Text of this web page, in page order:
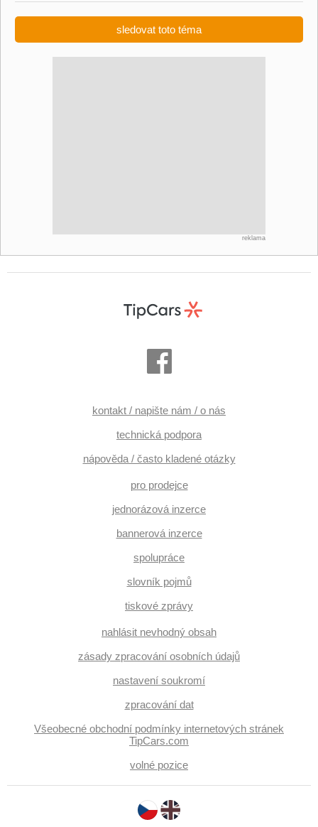
sledovat toto téma
reklama
kontakt / napište nám / o nás
technická podpora
nápověda / často kladené otázky
pro prodejce
jednorázová inzerce
bannerová inzerce
spolupráce
slovník pojmů
tiskové zprávy
nahlásit nevhodný obsah
zásady zpracování osobních údajů
nastavení soukromí
zpracování dat
Všeobecné obchodní podmínky internetových stránek
TipCars.com
volné pozice